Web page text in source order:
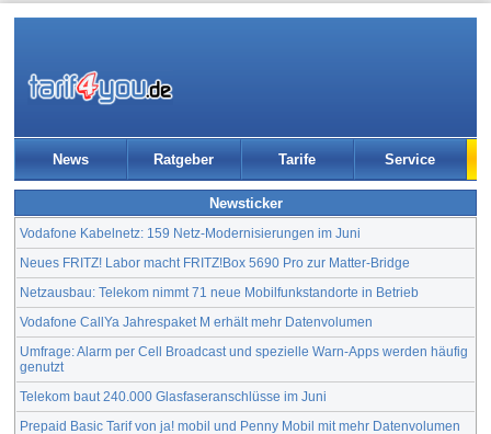
News Ratgeber Tarife Service
Newsticker
Vodafone Kabelnetz: 159 Netz-Modernisierungen im Juni
Neues FRITZ! Labor macht FRITZ!Box 5690 Pro zur Matter-Bridge
Netzausbau: Telekom nimmt 71 neue Mobilfunkstandorte in Betrieb
Vodafone CallYa Jahrespaket M erhält mehr Datenvolumen
Umfrage: Alarm per Cell Broadcast und spezielle Warn-Apps werden häufig
genutzt
Telekom baut 240.000 Glasfaseranschlüsse im Juni
Prepaid Basic Tarif von ja! mobil und Penny Mobil mit mehr Datenvolumen